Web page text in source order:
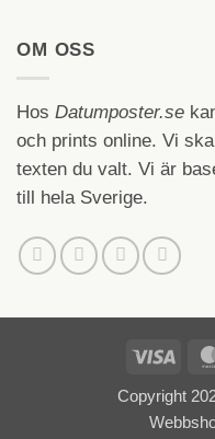
OM OSS
Hos Datumposter.se
och prints online. Vi
texten du valt. Vi är
till hela Sverige.
Visa
Copyright